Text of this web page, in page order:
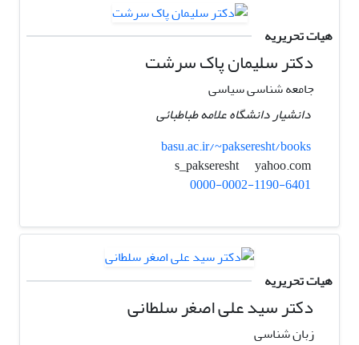
هیات تحریریه
دکتر سلیمان پاک سرشت
جامعه شناسی سیاسی
دانشیار دانشگاه علامه طباطبائی
basu.ac.ir/~pakseresht/books
yahoo.com
0000-0002-1190-6401
هیات تحریریه
دکتر سید علی اصغر سلطانی
زبان شناسی